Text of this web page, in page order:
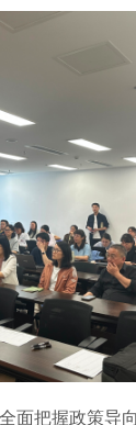
把握政策导